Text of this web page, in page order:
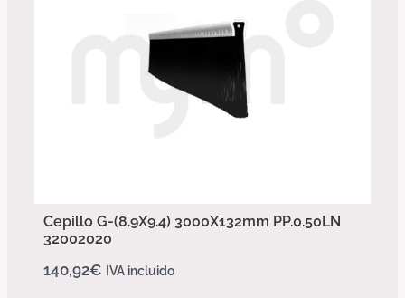
Cepillo G-(8.9X9.4) 3000X132mm PP.0.50LN
32002020
140,92€ IVA incluido